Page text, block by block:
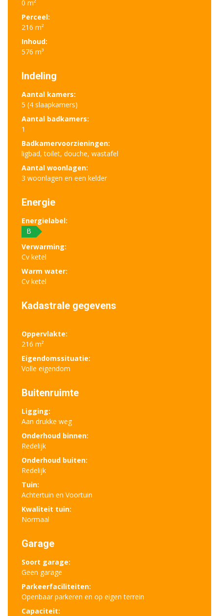
0 m²
Perceel:
216 m²
Inhoud:
576 m³
Indeling
Aantal kamers:
5 (4 slaapkamers)
Aantal badkamers:
1
Badkamervoorzieningen:
ligbad, toilet, douche, wastafel
Aantal woonlagen:
3 woonlagen en een kelder
Energie
Energielabel:
B
Verwarming:
Cv ketel
Warm water:
Cv ketel
Kadastrale gegevens
Oppervlakte:
216 m²
Eigendomssituatie:
Volle eigendom
Buitenruimte
Ligging:
Aan drukke weg
Onderhoud binnen:
Redelijk
Onderhoud buiten:
Redelijk
Tuin:
Achtertuin en Voortuin
Kwaliteit tuin:
Normaal
Garage
Soort garage:
Geen garage
Parkeerfaciliteiten:
Openbaar parkeren en op eigen terrein
Capaciteit: